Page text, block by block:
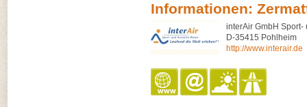
Informationen:
interAir GmbH
D-35415 Pohlheim
http://www.interair.de